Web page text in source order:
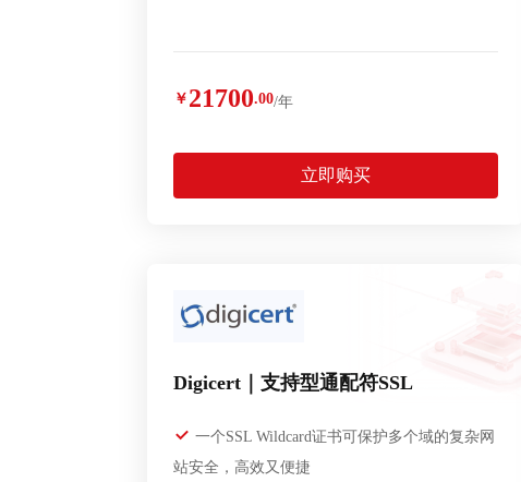
￥ 21700.00/年
立即购买
Digicert｜支持型通配符SSL
一个SSL Wildcard证书可保护多个域的复杂网
站安全，高效又便捷